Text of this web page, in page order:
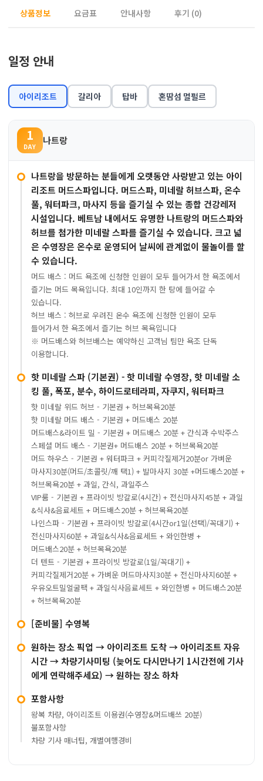
상품정보 요금표 안내사항 후기 (0)
일정 안내
아이리조트 갈리아 탑바 혼땀섬 멀펄르
1
DAY
나트랑
나트랑을 방문하는 분들에게 오랫동안 사랑받고 있는 아이
리조트 머드스파입니다. 머드스파, 미네랄 허브스파, 온수
풀, 워터파크, 마사지 등을 즐기실 수 있는 종합 건강레저
시설입니다. 베트남 내에서도 유명한 나트랑의 머드스파와
허브를 첨가한 미네랄 스파를 즐기실 수 있습니다. 크고 넓
은 수영장은 온수로 운영되어 날씨에 관계없이 물놀이를 할
수 있습니다.
머드 배스 : 머드 욕조에 신청한 인원이 모두 들어가서 한 욕조에서
즐기는 머드 목욕입니다. 최대 10인까지 한 탕에 들어갈 수
있습니다.
허브 배스 : 허브로 우려진 온수 욕조에 신청한 인원이 모두
들어가서 한 욕조에서 즐기는 허브 목욕입니다
※ 머드배스와 허브배스는 예약하신 고객님 팀만 욕조 단독
이용합니다.
핫 미네랄 스파 (기본권) - 핫 미네랄 수영장, 핫 미네랄 소
킹 풀, 폭포, 분수, 하이드로테라피, 자쿠지, 워터파크
핫 미네랄 위드 허브 - 기본권 + 허브목욕20분
핫 미네랄 머드 배스 - 기본권 + 머드배스 20분
머드배스&라이트 밀 - 기본권 + 머드배스 20분 + 간식과 수박주스
스페셜 머드 배스 - 기본권+ 머드배스 20분 + 허브목욕20분
머드 하우스 - 기본권 + 워터파크 + 커피각질제거20분or 가벼운
마사지30분(머드/초콜릿/깨 택1) + 발마사지 30분 +머드배스20분 +
허브목욕20분 + 과일, 간식, 과일주스
VIP룸 - 기본권 + 프라이빗 방갈로(4시간) + 전신마사지45분 + 과일
&식사&음료세트 + 머드배스20분 + 허브목욕20분
나인스파 - 기본권 + 프라이빗 방갈로(4시간or1일(선택)/꼭대기) +
전신마사지60분 + 과일&식사&음료세트 + 와인한병 +
머드배스20분 + 허브목욕20분
더 텐트 - 기본권 + 프라이빗 방갈로(1일/꼭대기) +
커피각질제거20분 + 가벼운 머드마사지30분 + 전신마사지60분 +
우유오트밀얼굴팩 + 과일식사음료세트 + 와인한병 + 머드배스20분
+ 허브목욕20분
[준비물] 수영복
원하는 장소 픽업 → 아이리조트 도착 → 아이리조트 자유
시간 → 차량기사미팅 (늦어도 다시만나기 1시간전에 기사
에게 연락해주세요) → 원하는 장소 하차
포함사항
왕복 차량, 아이리조트 이용권(수영장&머드배쓰 20분)
불포함사항
차량 기사 매너팁, 개별여행경비